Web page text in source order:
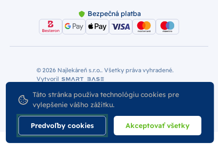
Bezpečná platba
© 2026 Najlekáreň s.r.o.. Všetky práva vyhradené.
Vytvoril
Odstúpiť od zmluvy
Táto stránka používa technológiu cookies pre
vylepšenie vášho zážitku.
Predvoľby cookies Akceptovať všetky